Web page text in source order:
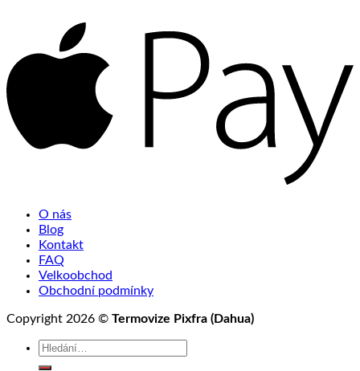
O nás
Blog
Kontakt
FAQ
Velkoobchod
Obchodní podmínky
Copyright 2026 © Termovize Pixfra (Dahua)
Hledat: